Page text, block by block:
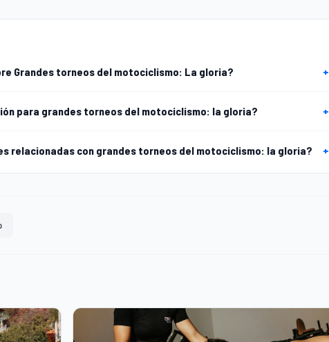
Grandes torneos del motociclismo: La gloria? +
para grandes torneos del motociclismo: la gloria? +
relacionadas con grandes torneos del motociclismo: la gloria? +